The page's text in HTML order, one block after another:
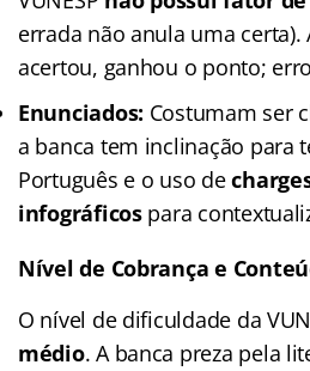
errada não anula uma
acertou, ganhou o ponto;
Enunciados: Costumam ser
a banca tem inclinação para
Português e o uso de
infográficospara
Nível de Cobrança e
O nível de dificuldade da
médio. A banca preza pela